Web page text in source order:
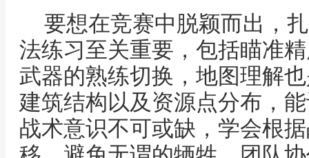
要想在竞赛中脱颖而出，
法练习至关重要，包括瞄准
武器的熟练切换，地图理解
建筑结构以及资源点分布，
战术意识不可或缺，学会根